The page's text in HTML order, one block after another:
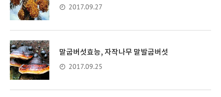
2017.09.27
말굽버섯효능, 자작나무 말발굽버섯
2017.09.25